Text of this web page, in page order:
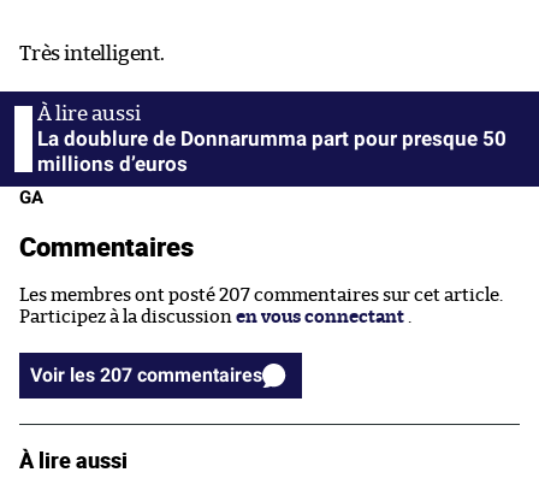
Très intelligent.
La doublure de Donnarumma part pour presque 50
millions d’euros
GA
Commentaires
Les membres ont posté 207 commentaires sur cet article.
Participez à la discussion en vous connectant
Voir les 207 commentaires
À lire aussi